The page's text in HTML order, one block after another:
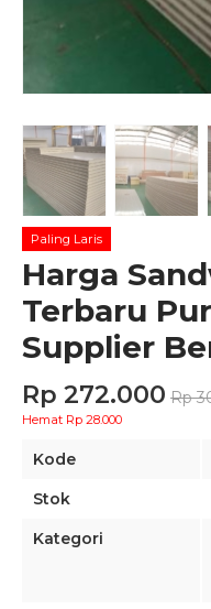
Paling Laris
Harga
Terbaru
Supplier
Rp 272.000 Rp
Hemat Rp 28.000
Kode
Stok
Kategori